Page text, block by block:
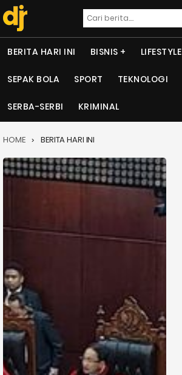
BERITA HARI INI BISNIS LIFESTYLE
SEPAK BOLA SPORT TEKNOLOGI
SERBA-SERBI KRIMINAL
HOME BERITA HARI INI